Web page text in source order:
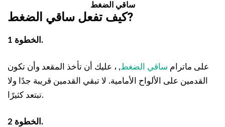
ساقي الضغط
كيف تفعل ساقي الضغط ?
الخطوة 1.
على ماترام ساقي الضغط, ، عليك أن تأخذ المقعد وأن تكون
القدمين على الألواح الأمامية. لا تبقي القدمين قريبة جدًا ولا
تبتعد كثيرًا.
الخطوة 2.